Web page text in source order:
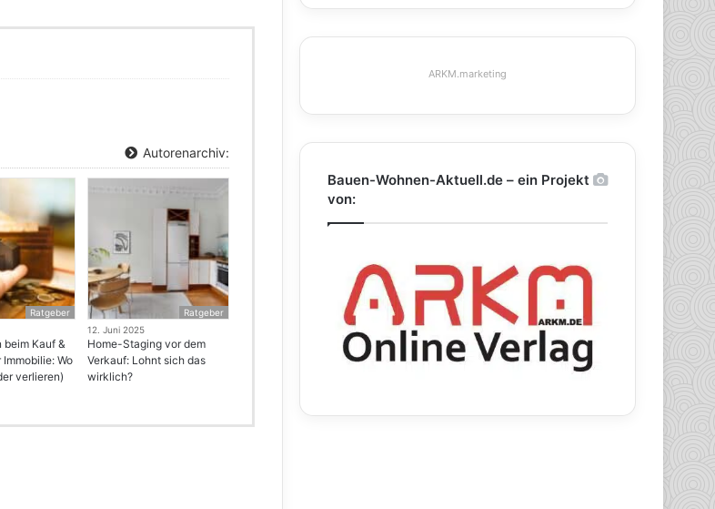
Autorenarchiv:
Ratgeber
beim Kauf &
Wo
verlieren)
Ratgeber
12. Juni 2025
Home-Staging vor dem
Verkauf: Lohnt sich das
wirklich?
ARKM.marketing
Bauen-Wohnen-Aktuell.de – ein Projekt
von: